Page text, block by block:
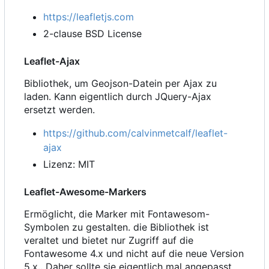
https://leafletjs.com
2-clause BSD License
Leaflet-Ajax
Bibliothek, um Geojson-Datein per Ajax zu
laden. Kann eigentlich durch JQuery-Ajax
ersetzt werden.
https://github.com/calvinmetcalf/leaflet-
ajax
Lizenz: MIT
Leaflet-Awesome-Markers
Ermöglicht, die Marker mit Fontawesom-
Symbolen zu gestalten. die Bibliothek ist
veraltet und bietet nur Zugriff auf die
Fontawesome 4.x und nicht auf die neue Version